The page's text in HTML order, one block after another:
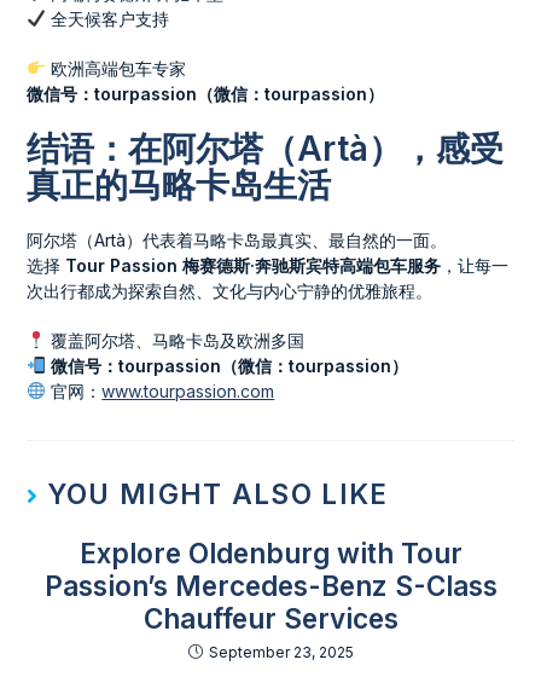
全天候客户支持
欧洲高端包车专家
微信号：tourpassion（微信：tourpassion）
结语：在阿尔塔（Artà），感受
真正的马略卡岛生活
阿尔塔（Artà）代表着马略卡岛最真实、最自然的一面。
选择 Tour Passion 梅赛德斯·奔驰斯宾特高端包车服务 ，让每一
次出行都成为探索自然、文化与内心宁静的优雅旅程。
覆盖阿尔塔、马略卡岛及欧洲多国
微信号：tourpassion（微信：tourpassion）
官网：www.tourpassion.com
YOU MIGHT ALSO LIKE
Explore Oldenburg with Tour
Passion’s Mercedes-Benz S-Class
Chauffeur Services
September 23, 2025